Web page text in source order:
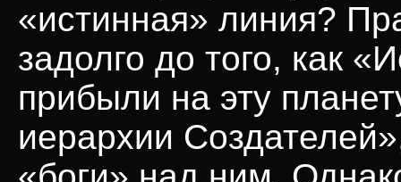
«истинная» линия?
задолго до того, как
прибыли на эту
иерархии